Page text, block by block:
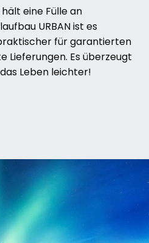
eine Fülle an
URBAN ist es
für garantierten
Es überzeugt
Leben leichter!